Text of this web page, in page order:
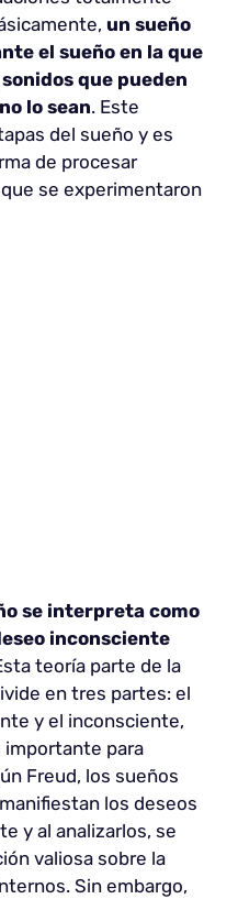
un sueño
el sueño en la que
que pueden
lo sean. Este
del sueño y es
de procesar
se experimentaron
se interpreta como
inconsciente
teoría parte de la
en tres partes: el
y el inconsciente,
para
Freud, los sueños
los deseos
y al analizarlos, se
valiosa sobre la
Sin embargo,